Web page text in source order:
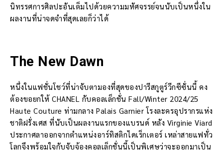
นิทรรศการศิลปะอันเต็มไปด้วยความมหัศจรรย์จนนับเป็นหนึ่งใน
ผลงานที่น่าจดจำที่สุดเลยก็ว่าได้
The New Dawn
หนึ่งในแฟชั่นโชว์ที่น่าจับตามองที่สุดของปารีสกูตูร์วีกซีซั่นนี้ คง
ต้องขอยกให้ CHANEL กับคอลเล็กชั่น Fall/Winter 2024/25
Haute Couture ท่ามกลาง Palais Garnier โรงละครอุปรากรแห่ง
ชาติฝรั่งเศส ที่นับเป็นผลงานแรกของแบรนด์ หลัง Virginie Viard
ประกาศลาออกจากตำแหน่งอาร์ทิสติกไดเร็กเตอร์ เหล่าสายแฟทั่ว
โลกจึงพร้อมใจกับจับจ้องคอลเล็กชั่นนี้เป็นพิเศษว่าจะออกมาเป็น